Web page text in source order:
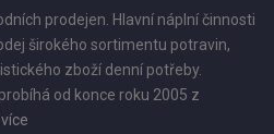
prodejen. Hlavní náplní činnosti
širokého sortimentu potravin,
zboží denní potřeby.
od konce roku 2005 z